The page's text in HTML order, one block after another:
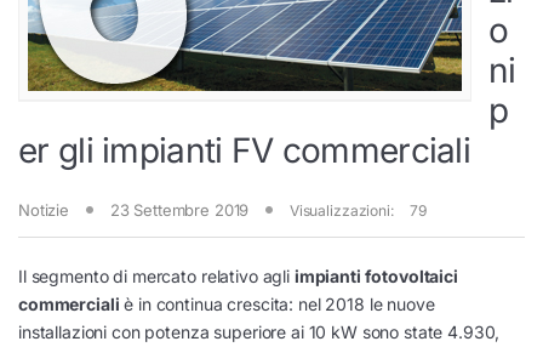
o
ni
p
er gli impianti FV commerciali
Notizie 23 Settembre 2019 Visualizzazioni: 79
Il segmento di mercato relativo agli impianti fotovoltaici
commerciali è in continua crescita: nel 2018 le nuove
installazioni con potenza superiore ai 10 kW sono state 4.930,